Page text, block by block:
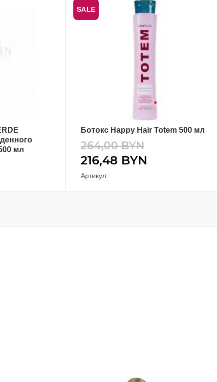
мл
SALE
В КОРЗИНУ
Ботокс Happy Hair Totem 500 мл
264,00BYN
216,48 BYN
Артикул: